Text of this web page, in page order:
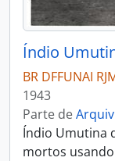
Índio
BR DFFUNAI
1943
Parte de
Índio Umutina
mortos